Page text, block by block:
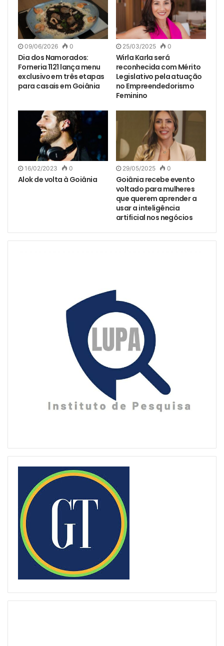
09/06/2026 0
Dia dos Namorados:
Forneria 1121 lança menu
exclusivo em três etapas
para casais em Goiânia
25/03/2025 0
Wirla Karla será
reconhecida com Mérito
Legislativo pela atuação
no Empreendedorismo
Feminino
16/02/2023 0
Alok de volta à Goiânia
29/05/2025 0
Goiânia recebe evento
voltado para mulheres
que querem aprender a
usar a inteligência
artificial nos negócios